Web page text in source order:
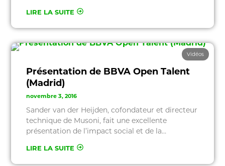
LIRE LA SUITE
Vidéos
Présentation de BBVA Open Talent
(Madrid)
novembre 3, 2016
Sander van der Heijden, cofondateur et directeur
technique de Musoni, fait une excellente
présentation de l’impact social et de la…
LIRE LA SUITE